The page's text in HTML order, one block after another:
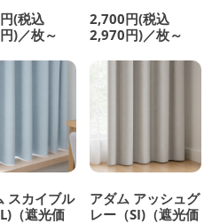
(税込
)／枚～
2,700円(税込
2,970円)／枚～
スカイブル
（遮光価
アダム アッシュグ
レー（SI)（遮光価